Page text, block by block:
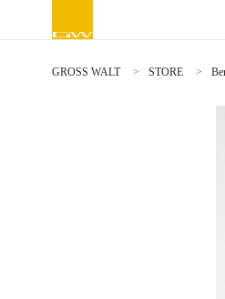
GROSS WALT STORE